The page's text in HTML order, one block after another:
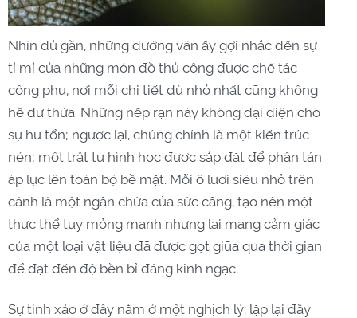
Nhìn đủ gần, những đường vân ấy gợi nhắc đến sự
tỉ mỉ của những món đồ thủ công được chế tác
công phu, nơi mỗi chi tiết dù nhỏ nhất cũng không
hề dư thừa. Những nếp rạn này không đại diện cho
sự hư tổn; ngược lại, chúng chính là một kiến trúc
nén; một trật tự hình học được sắp đặt để phân tán
áp lực lên toàn bộ bề mặt. Mỗi ô lưới siêu nhỏ trên
cánh là một ngăn chứa của sức căng, tạo nên một
thực thể tuy mỏng manh nhưng lại mang cảm giác
của một loại vật liệu đã được gọt giũa qua thời gian
để đạt đến độ bền bỉ đáng kinh ngạc.
Sự tinh xảo ở đây nằm ở một nghịch lý: lặp lại đầy